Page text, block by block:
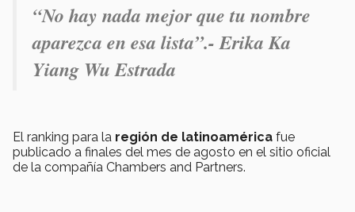
“No hay nada mejor que tu nombre
aparezca en esa lista”.- Erika Ka
Yiang Wu Estrada
El ranking para la región de latinoamérica fue
publicado a finales del mes de agosto en el sitio oficial
de la compañía Chambers and Partners.